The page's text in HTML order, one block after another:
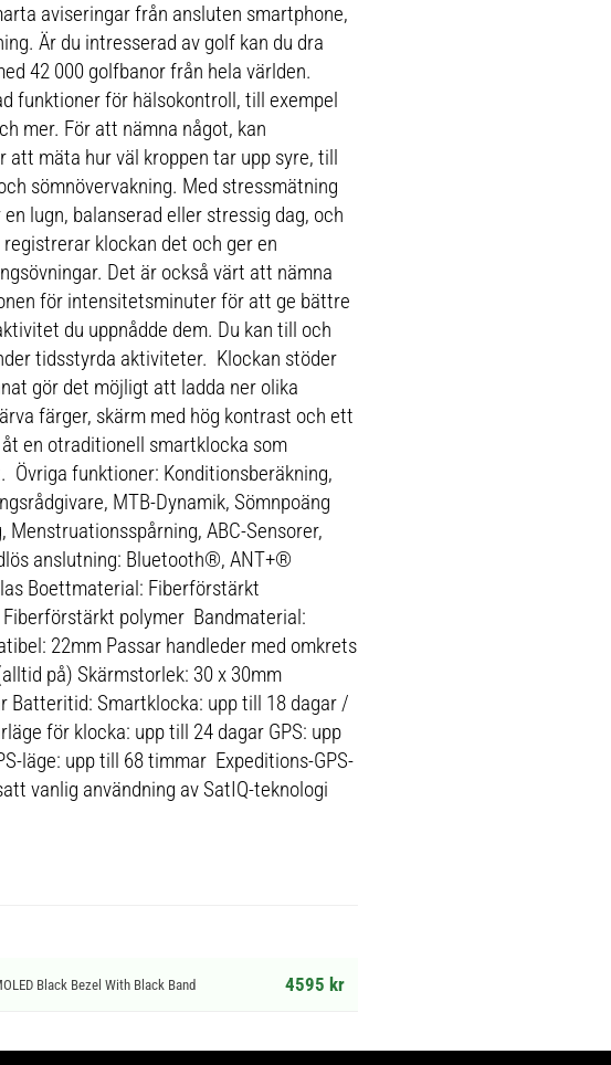
aviseringar från ansluten smartphone,
Är du intresserad av golf kan du dra
42 000 golfbanor från hela världen.
funktioner för hälsokontroll, till exempel
mer. För att nämna något, kan
att mäta hur väl kroppen tar upp syre, till
sömnövervakning. Med stressmätning
lugn, balanserad eller stressig dag, och
klockan det och ger en
Det är också värt att nämna
för intensitetsminuter för att ge bättre
du uppnådde dem. Du kan till och
tidsstyrda aktiviteter. Klockan stöder
gör det möjligt att ladda ner olika
färger, skärm med hög kontrast och ett
en otraditionell smartklocka som
Övriga funktioner: Konditionsberäkning,
MTB-Dynamik, Sömnpoäng
Menstruationsspårning, ABC-Sensorer,
anslutning: Bluetooth®, ANT+®
Boettmaterial: Fiberförstärkt
polymer Bandmaterial:
22mm Passar handleder med omkrets
på) Skärmstorlek: 30 x 30mm
Batteritid: Smartklocka: upp till 18 dagar /
för klocka: upp till 24 dagar GPS: upp
läge: upp till 68 timmar Expeditions-GPS-
vanlig användning av SatIQ-teknologi
Black Bezel With Black Band 4595 kr